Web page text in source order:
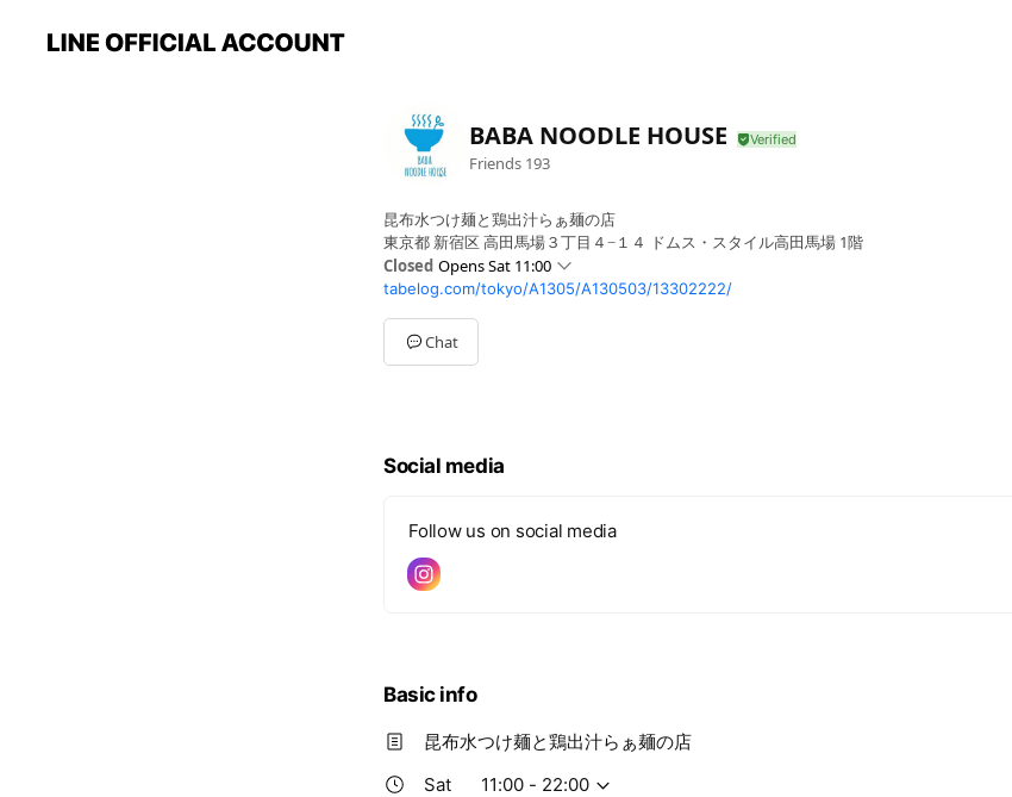
BABA NOODLE HOUSE
Friends 193
昆布水つけ麺と鶏出汁らぁ麺の店
東京都 新宿区 高田馬場３丁目４−１４ ドムス・スタイル高田馬場 1階
Closed Opens Sat 11:00
Sun11:00 - 22:00
Mon11:00 - 22:00
Tue11:00 - 22:00
Wed11:00 - 22:00
tabelog.com/tokyo/A1305/A130503/13302222/
Chat
Social media
Follow us on social media
Basic info
昆布水つけ麺と鶏出汁らぁ麺の店
Sat
11:00 - 22:00